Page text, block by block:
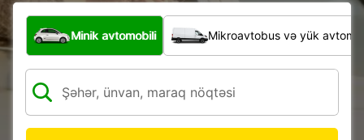
Hansı növ nəqliyyat vasitəsi?
Minik avtomobili Mikroavtobus və yük